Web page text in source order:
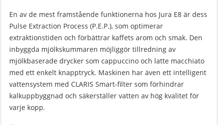
En av de mest framstående funktionerna hos Jura E8 är dess
Pulse Extraction Process (P.E.P.), som optimerar
extraktionstiden och förbättrar kaffets arom och smak. Den
inbyggda mjölkskummaren möjliggör tillredning av
mjölkbaserade drycker som cappuccino och latte macchiato
med ett enkelt knapptryck. Maskinen har även ett intelligent
vattensystem med CLARIS Smart-filter som förhindrar
kalkuppbyggnad och säkerställer vatten av hög kvalitet för
varje kopp.